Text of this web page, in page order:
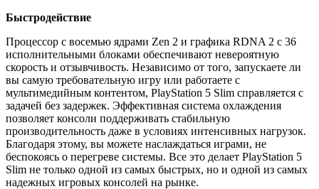
Быстродействие
Процессор с восемью ядрами Zen 2 и графика RDNA 2 с 36
исполнительными блоками обеспечивают невероятную
скорость и отзывчивость. Независимо от того, запускаете ли
вы самую требовательную игру или работаете с
мультимедийным контентом, PlayStation 5 Slim справляется с
задачей без задержек. Эффективная система охлаждения
позволяет консоли поддерживать стабильную
производительность даже в условиях интенсивных нагрузок.
Благодаря этому, вы можете наслаждаться играми, не
беспокоясь о перегреве системы. Все это делает PlayStation 5
Slim не только одной из самых быстрых, но и одной из самых
надежных игровых консолей на рынке.